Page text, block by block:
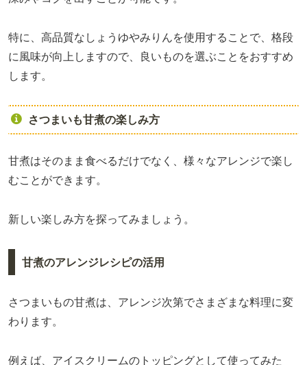
特に、高品質なしょうゆやみりんを使用することで、格段
に風味が向上しますので、良いものを選ぶことをおすすめ
します。
さつまいも甘煮の楽しみ方
甘煮はそのまま食べるだけでなく、様々なアレンジで楽し
むことができます。
新しい楽しみ方を探ってみましょう。
甘煮のアレンジレシピの活用
さつまいもの甘煮は、アレンジ次第でさまざまな料理に変
わります。
例えば、アイスクリームのトッピングとして使ってみた